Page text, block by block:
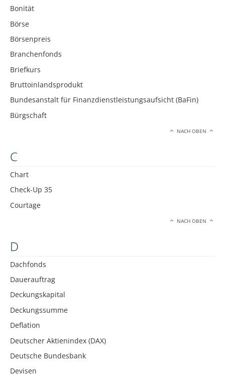
Bonität
Börse
Börsenpreis
Branchenfonds
Briefkurs
Bruttoinlandsprodukt
Bundesanstalt für Finanzdienstleistungsaufsicht (BaFin)
Bürgschaft
NACH OBEN
C
Chart
Check-Up 35
Courtage
NACH OBEN
D
Dachfonds
Dauerauftrag
Deckungskapital
Deckungssumme
Deflation
Deutscher Aktienindex (DAX)
Deutsche Bundesbank
Devisen